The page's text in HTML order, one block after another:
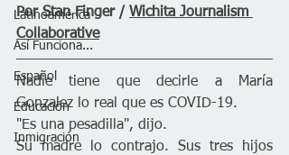
Latinoamérica
Así Funciona...
Español
Educación
Inmigración
Por Stan Finger / Wichita Journalism
Collaborative
Nadie tiene que decirle a María
Gonzalez lo real que es COVID-19.
"Es una pesadilla", dijo.
Su madre lo contrajo. Sus tres hijos